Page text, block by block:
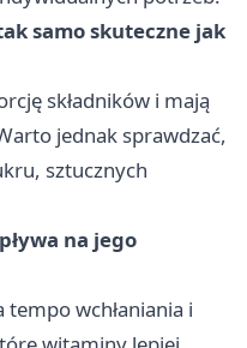
samo skuteczne jak
składników i mają
jednak sprawdzać,
sztucznych
na jego
tempo wchłaniania i